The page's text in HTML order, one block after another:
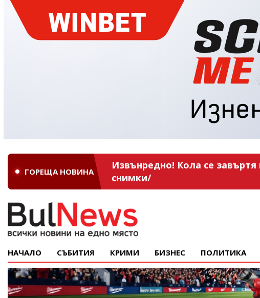
ГОРЕЩА НОВИНА
Извънредно! Кола се
снимки/
НАЧАЛО СЪБИТИЯ КРИМИ БИЗНЕС ПОЛИТИКА